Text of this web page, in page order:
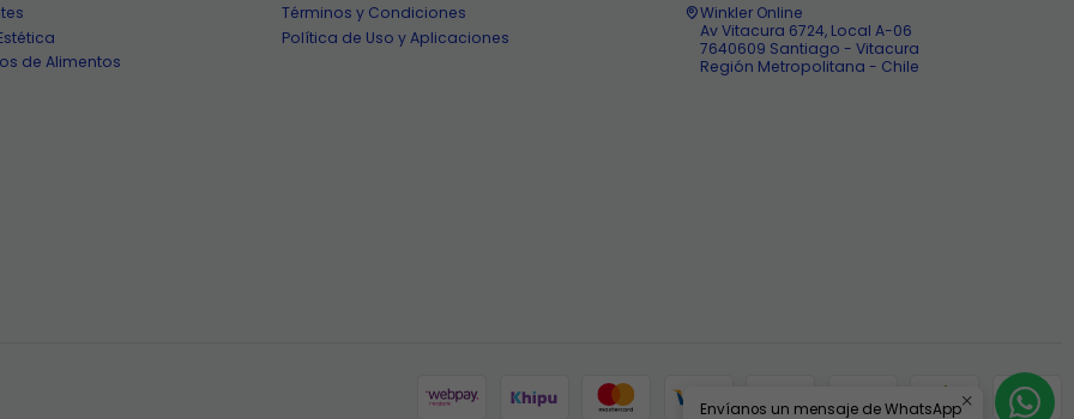
de Alimentos
Términos y Condiciones
Política de Uso y Aplicaciones
Winkler Online
Av Vitacura 6724, Local A-06
7640609 Santiago - Vitacura
Región Metropolitana - Chile
Envíanos un mensaje de WhatsApp